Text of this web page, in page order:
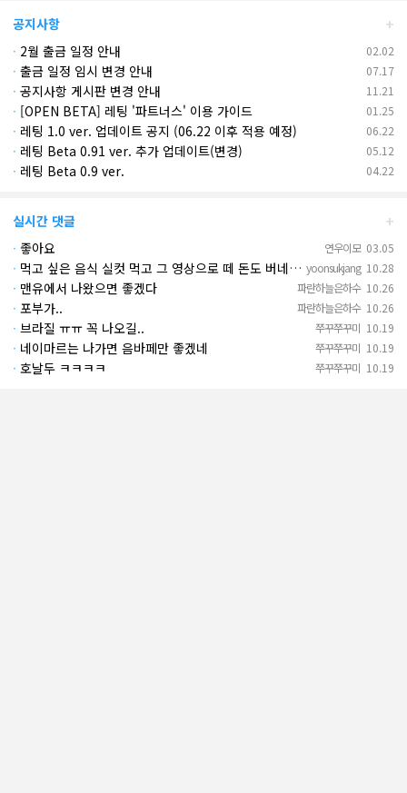
+
공지사항
02.02
· 2월 출금 일정 안내
07.17
· 출금 일정 임시 변경 안내
11.21
· 공지사항 게시판 변경 안내
01.25
· [OPEN BETA] 레팅 '파트너스' 이용 가이드
06.22
· 레팅 1.0 ver. 업데이트 공지 (06.22 이후 적용 예정)
05.12
· 레팅 Beta 0.91 ver. 추가 업데이트(변경)
04.22
· 레팅 Beta 0.9 ver.
+
실시간 댓글
연우이모 03.05
· 좋아요
yoonsukjang 10.28
· 먹고 싶은 음식 실컷 먹고 그 영상으로 떼 돈도 버네 ㄷㄷ. 하고 싶은 것만 하고 부자되네.
파란하늘은하수 10.26
· 맨유에서 나왔으면 좋겠다
파란하늘은하수 10.26
· 포부가..
쭈꾸쭈꾸미 10.19
· 브라질 ㅠㅠ 꼭 나오길..
쭈꾸쭈꾸미 10.19
· 네이마르는 나가면 음바페만 좋겠네
쭈꾸쭈꾸미 10.19
· 호날두 ㅋㅋㅋㅋ